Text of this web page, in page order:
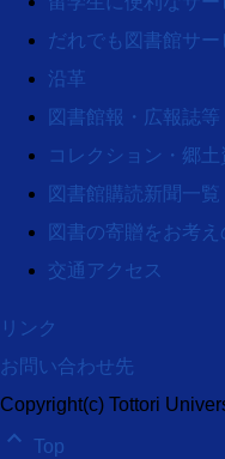
だれでも図書館サー
沿革
図書館報・広報誌等
コレクション・郷
図書館購読新聞一覧
図書の寄贈をお考え
交通アクセス
リンク
お問い合わせ先
Copyright(c) Tottori
keyboard_arrow_up Top